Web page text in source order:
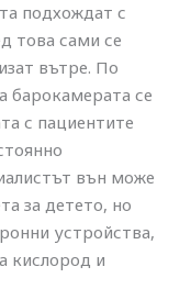
подхождат с
това сами се
вътре. По
барокамерата се
с пациентите
вън може
за детето, но
устройства,
кислород и